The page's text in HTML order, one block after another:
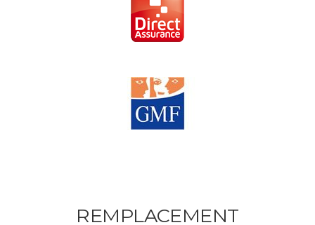
REMPLACEMENT